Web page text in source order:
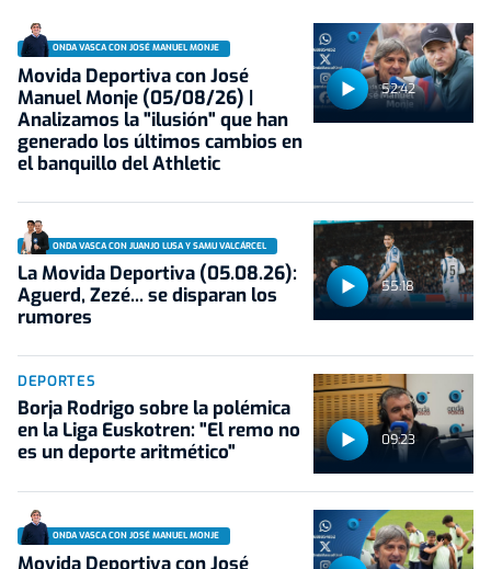
52:42
ONDA VASCA CON JOSÉ MANUEL MONJE
Movida Deportiva con José
Manuel Monje (05/08/26) |
Analizamos la "ilusión" que han
generado los últimos cambios en
el banquillo del Athletic
55:18
ONDA VASCA CON JUANJO LUSA Y SAMU VALCÁRCEL
La Movida Deportiva (05.08.26):
Aguerd, Zezé... se disparan los
rumores
09:23
DEPORTES
Borja Rodrigo sobre la polémica
en la Liga Euskotren: "El remo no
es un deporte aritmético"
ONDA VASCA CON JOSÉ MANUEL MONJE
Movida Deportiva con José